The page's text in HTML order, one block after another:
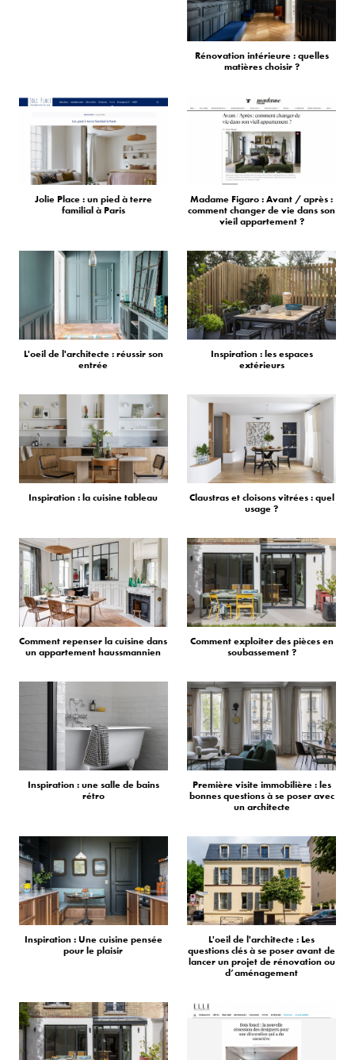
Rénovation intérieure : quelles
matières choisir ?
Jolie Place : un pied à terre
familial à Paris
Madame Figaro : Avant / après :
comment changer de vie dans son
vieil appartement ?
L'oeil de l'architecte : réussir son
entrée
Inspiration : les espaces
extérieurs
Inspiration : la cuisine tableau
Claustras et cloisons vitrées : quel
usage ?
Comment repenser la cuisine dans
un appartement haussmannien
Comment exploiter des pièces en
soubassement ?
Inspiration : une salle de bains
rétro
Première visite immobilière : les
bonnes questions à se poser avec
un architecte
Inspiration : Une cuisine pensée
pour le plaisir
L'oeil de l'architecte : Les
questions clés à se poser avant de
lancer un projet de rénovation ou
d’aménagement